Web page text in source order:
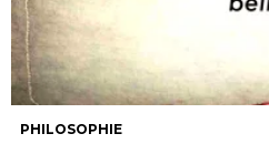
PHILOSOPHIE